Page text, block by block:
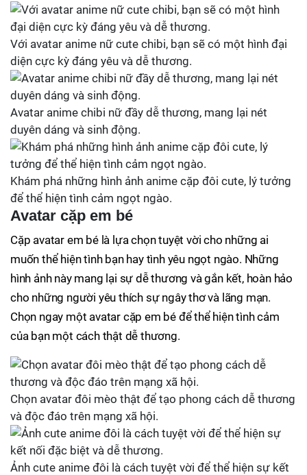
Với avatar anime nữ cute chibi, bạn sẽ có một hình đại
diện cực kỳ đáng yêu và dễ thương.
Avatar anime chibi nữ đầy dễ thương, mang lại nét
duyên dáng và sinh động.
Khám phá những hình ảnh anime cặp đôi cute, lý tưởng
để thể hiện tình cảm ngọt ngào.
Avatar cặp em bé
Cặp avatar em bé là lựa chọn tuyệt vời cho những ai
muốn thể hiện tình bạn hay tình yêu ngọt ngào. Những
hình ảnh này mang lại sự dễ thương và gắn kết, hoàn hảo
cho những người yêu thích sự ngây thơ và lãng mạn.
Chọn ngay một avatar cặp em bé để thể hiện tình cảm
của bạn một cách thật dễ thương.
Chọn avatar đôi mèo thật để tạo phong cách dễ thương
và độc đáo trên mạng xã hội.
Ảnh cute anime đôi là cách tuyệt vời để thể hiện sự kết